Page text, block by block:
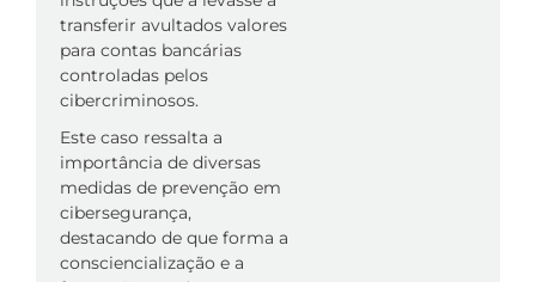
transferir avultados valores
para contas bancárias
controladas pelos
cibercriminosos.
Este caso ressalta a
importância de diversas
medidas de prevenção em
cibersegurança,
destacando de que forma a
consciencialização e a